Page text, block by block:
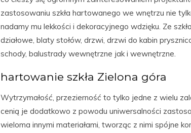
zastosowaniu szkła hartowanego we wnętrzu nie
nadamy mu lekkości i dekoracyjnego wdzięku. Ze
działowe, blaty stołów, drzwi, drzwi do kabin
schody, balustrady wewnętrzne jak i wewnętrzne.
hartowanie szkła Zielona góra
Wytrzymałość, przezierność to tylko jedne z wielu
cenią je dodatkowo z powodu uniwersalności
wieloma innymi materiałami, tworząc z nimi spójne